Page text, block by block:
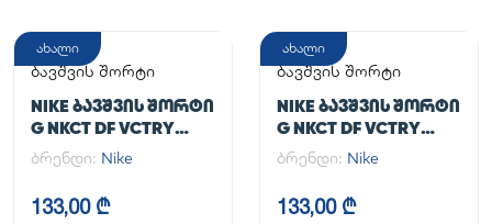
ახალი
ბავშვის შორტი
NIKE ᲑᲐᲕᲨᲕᲘᲡ ᲨᲝᲠᲢᲘ
G NKCT DF VCTRY
FLOUNCY SKRT
ბრენდი: Nike
133,00 ₾
ახალი
ბავშვის შორტი
NIKE ᲑᲐᲕᲨᲕᲘᲡ ᲨᲝᲠᲢᲘ
G NKCT DF VCTRY
FLOUNCY SKRT
ბრენდი: Nike
133,00 ₾